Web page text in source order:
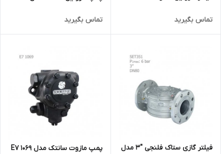
تماس بگیرید تماس بگیرید
فیلتر گازی ستاک فلنجی "3 مدل
پمپ مازوت سانتک مدل E7 1069